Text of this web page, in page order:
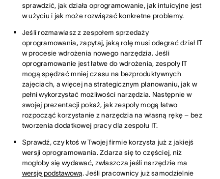
sprawdzić, jak działa oprogramowanie, jak intuicyjne jest
w użyciu i jak może rozwiązać konkretne problemy.
Jeśli rozmawiasz z zespołem sprzedaży
oprogramowania, zapytaj, jaką rolę musi odegrać dział IT
w procesie wdrożenia nowego narzędzia. Jeśli
oprogramowanie jest łatwe do wdrożenia, zespoły IT
mogą spędzać mniej czasu na bezproduktywnych
zajęciach, a więcej na strategicznym planowaniu, jak w
pełni wykorzystać możliwości narzędzia. Następnie w
swojej prezentacji pokaż, jak zespoły mogą łatwo
rozpocząć korzystanie z narzędzia na własną rękę – bez
tworzenia dodatkowej pracy dla zespołu IT.
Sprawdź, czy ktoś w Twojej firmie korzysta już z jakiejś
wersji oprogramowania. Zdarza się to częściej, niż
mogłoby się wydawać, zwłaszcza jeśli narzędzie ma
wersję podstawową. Jeśli pracownicy już samodzielnie